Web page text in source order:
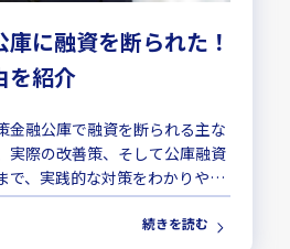
に融資を断られた！
を紹介
金融公庫で融資を断られる主な
実際の改善策、そして公庫融資
で、実践的な対策をわかりやす
続きを読む